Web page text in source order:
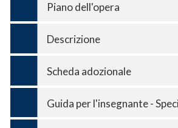
Piano dell'opera
Descrizione
Scheda adozionale
Guida per l'insegnante -